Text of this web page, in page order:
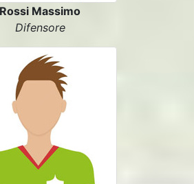
Rossi Massimo
Difensore